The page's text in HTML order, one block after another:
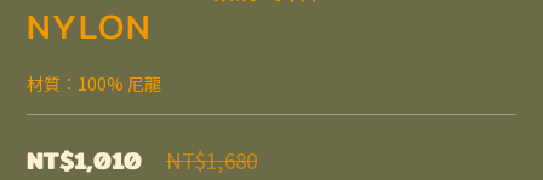
NYLON
材質：100% 尼龍
NT$1,010 NT$1,680